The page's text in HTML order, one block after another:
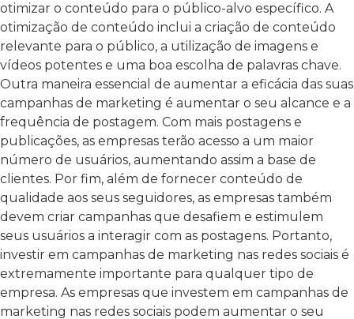
otimizar o conteúdo para o público-alvo específico. A
otimização de conteúdo inclui a criação de conteúdo
relevante para o público, a utilização de imagens e
vídeos potentes e uma boa escolha de palavras chave.
Outra maneira essencial de aumentar a eficácia das suas
campanhas de marketing é aumentar o seu alcance e a
frequência de postagem. Com mais postagens e
publicações, as empresas terão acesso a um maior
número de usuários, aumentando assim a base de
clientes. Por fim, além de fornecer conteúdo de
qualidade aos seus seguidores, as empresas também
devem criar campanhas que desafiem e estimulem
seus usuários a interagir com as postagens. Portanto,
investir em campanhas de marketing nas redes sociais é
extremamente importante para qualquer tipo de
empresa. As empresas que investem em campanhas de
marketing nas redes sociais podem aumentar o seu